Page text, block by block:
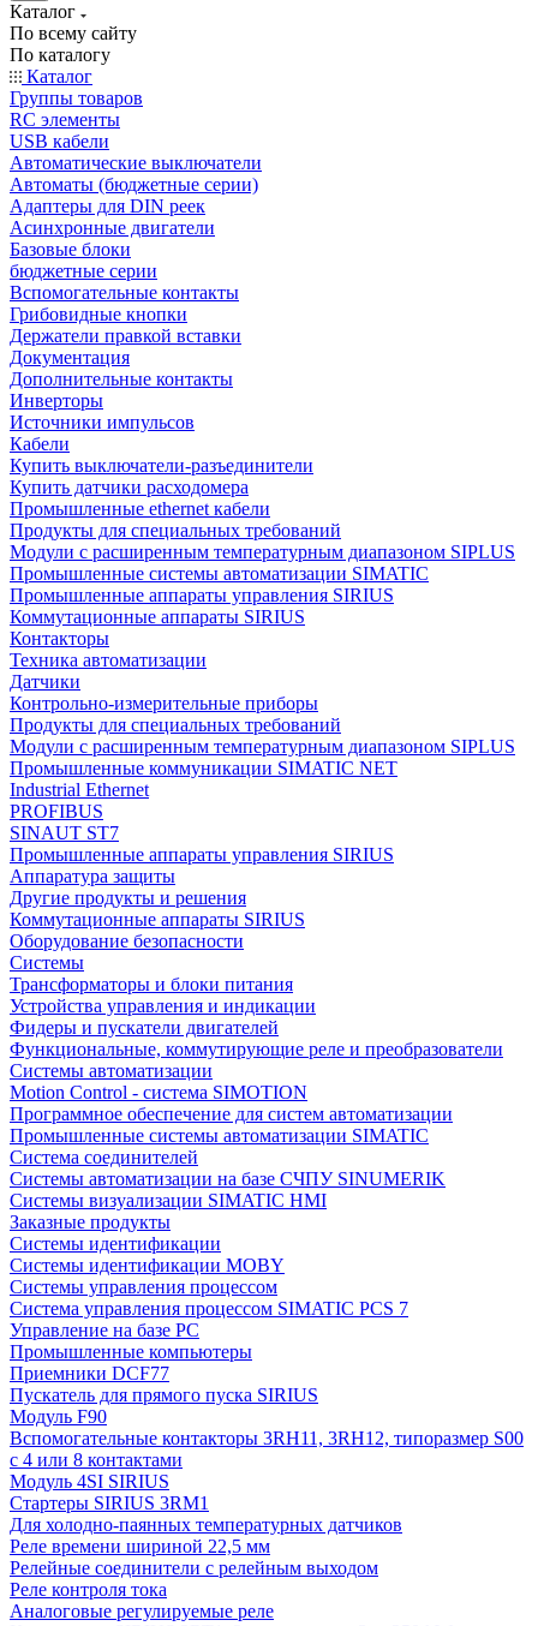
Каталог
По всему сайту
По каталогу
Каталог
Группы товаров
RC элементы
USB кабели
Автоматические выключатели
Автоматы (бюджетные серии)
Адаптеры для DIN реек
Асинхронные двигатели
Базовые блоки
бюджетные серии
Вспомогательные контакты
Грибовидные кнопки
Держатели правкой вставки
Документация
Дополнительные контакты
Инверторы
Источники импульсов
Кабели
Купить выключатели-разъединители
Купить датчики расходомера
Промышленные ethernet кабели
Продукты для специальных требований
Модули с расширенным температурным диапазоном SIPLUS
Промышленные системы автоматизации SIMATIC
Промышленные аппараты управления SIRIUS
Коммутационные аппараты SIRIUS
Контакторы
Техника автоматизации
Датчики
Контрольно-измерительные приборы
Продукты для специальных требований
Модули с расширенным температурным диапазоном SIPLUS
Промышленные коммуникации SIMATIC NET
Industrial Ethernet
PROFIBUS
SINAUT ST7
Промышленные аппараты управления SIRIUS
Аппаратура защиты
Другие продукты и решения
Коммутационные аппараты SIRIUS
Оборудование безопасности
Системы
Трансформаторы и блоки питания
Устройства управления и индикации
Фидеры и пускатели двигателей
Функциональные, коммутирующие реле и преобразователи
Системы автоматизации
Motion Control - система SIMOTION
Программное обеспечение для систем автоматизации
Промышленные системы автоматизации SIMATIC
Система соединителей
Системы автоматизации на базе СЧПУ SINUMERIK
Системы визуализации SIMATIC HMI
Заказные продукты
Системы идентификации
Системы идентификации MOBY
Системы управления процессом
Система управления процессом SIMATIC PCS 7
Управление на базе РС
Промышленные компьютеры
Приемники DCF77
Пускатель для прямого пуска SIRIUS
Модуль F90
Вспомогательные контакторы 3RH11, 3RH12, типоразмер S00
с 4 или 8 контактами
Модуль 4SI SIRIUS
Стартеры SIRIUS 3RM1
Для холодно-паянных температурных датчиков
Реле времени шириной 22,5 мм
Релейные соединители с релейным выходом
Реле контроля тока
Аналоговые регулируемые реле